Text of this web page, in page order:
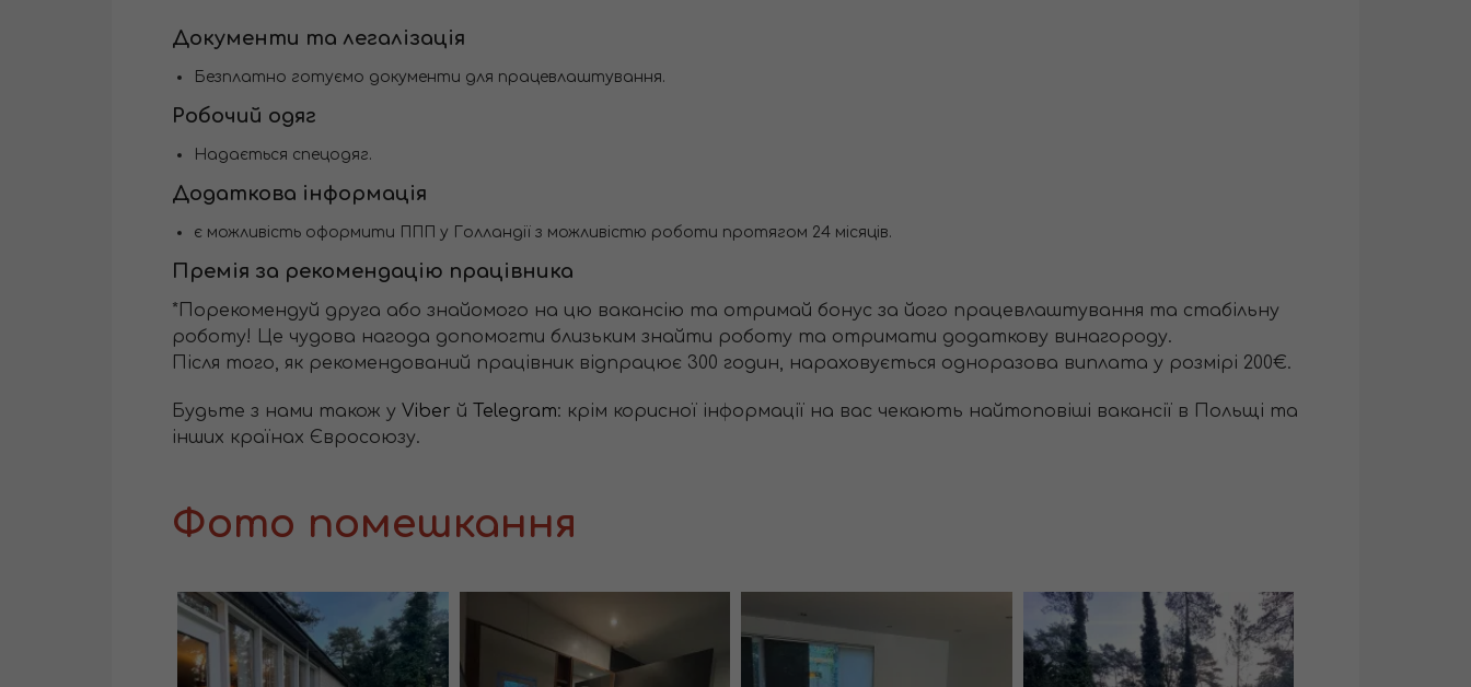
Документи та легалізація
Безплатно готуємо документи для працевлаштування.
Робочий одяг
Надається спецодяг.
Додаткова інформація
є можливість оформити ППП у Голландії з можливістю роботи протягом 24 місяців.
Премія за рекомендацію працівника
*Порекомендуй друга або знайомого на цю вакансію та отримай бонус за його працевлаштування та стабільну
роботу! Це чудова нагода допомогти близьким знайти роботу та отримати додаткову винагороду.
Після того, як рекомендований працівник відпрацює 300 годин, нараховується одноразова виплата у розмірі 200€.
Будьте з нами також у Viber й Telegram: крім корисної інформації на вас чекають найтоповіші вакансії в Польщі та
інших країнах Євросоюзу.
Фото помешкання